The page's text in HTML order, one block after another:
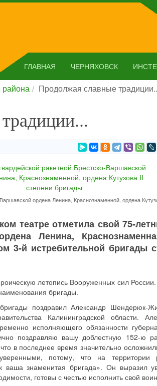
ГЛАВНАЯ ЧЕРНЯХОВСК
района Продолжая славные
ордена Ленина, Краснознаменной, ордена
театре отметила свой 75-
Ленина,
3-й истребительной бригады
летопись Вооруженных сил
бригады.
поздравил Александр Шендерюк-
Калининградской области.
исполняющего обязанности
поздравляю вашу доблестную 152-ю
в последнее время значительно
потому, что на территории
ваша знаменитая бригада». Он выразил
готовы с честью исполнить свой